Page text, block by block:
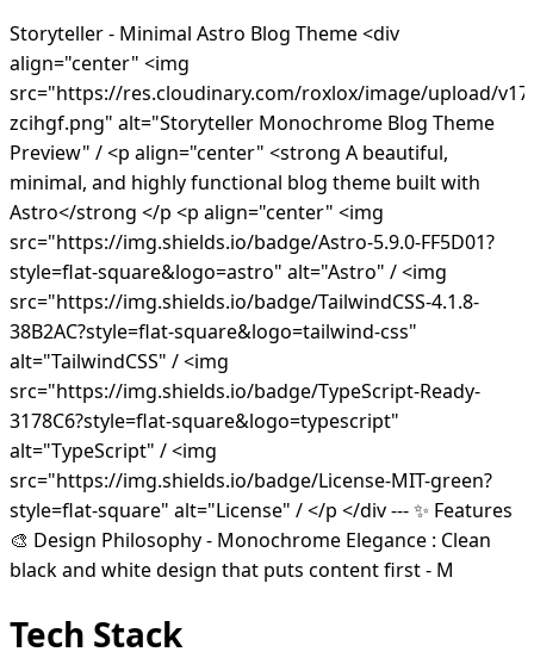
Storyteller - Minimal Astro Blog Theme <div
align="center" <img
src="https://res.cloudinary.com/roxlox/image/upload/
zcihgf.png" alt="Storyteller Monochrome Blog Theme
Preview" / <p align="center" <strong A beautiful,
minimal, and highly functional blog theme built with
Astro</strong </p <p align="center" <img
src="https://img.shields.io/badge/Astro-5.9.0-FF5D01?
style=flat-square&logo=astro" alt="Astro" / <img
src="https://img.shields.io/badge/TailwindCSS-4.1.8-
38B2AC?style=flat-square&logo=tailwind-css"
alt="TailwindCSS" / <img
src="https://img.shields.io/badge/TypeScript-Ready-
3178C6?style=flat-square&logo=typescript"
alt="TypeScript" / <img
src="https://img.shields.io/badge/License-MIT-green?
style=flat-square" alt="License" / </p </div --- ✨ Features
🎨 Design Philosophy - Monochrome Elegance : Clean
black and white design that puts content first - M
Tech Stack